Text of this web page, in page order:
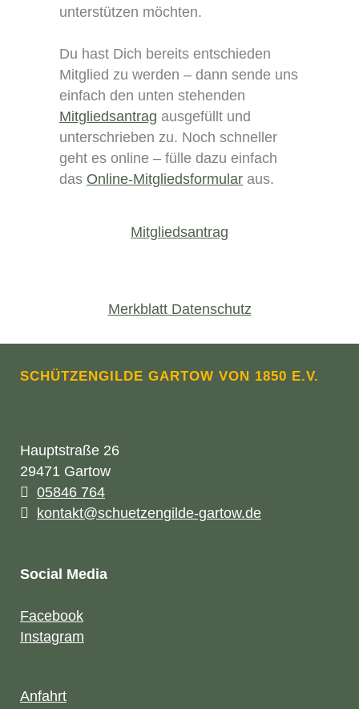
unterstützen möchten.
Du hast Dich bereits entschieden
Mitglied zu werden – dann sende uns
einfach den unten stehenden
Mitgliedsantrag ausgefüllt und
unterschrieben zu. Noch schneller
geht es online – fülle dazu einfach
das Online-Mitgliedsformular aus.
Mitgliedsantrag
Merkblatt Datenschutz
SCHÜTZENGILDE GARTOW VON 1850 E.V.
Hauptstraße 26
29471 Gartow
05846 764
kontakt@schuetzengilde-gartow.de
Social Media
Facebook
Instagram
Anfahrt